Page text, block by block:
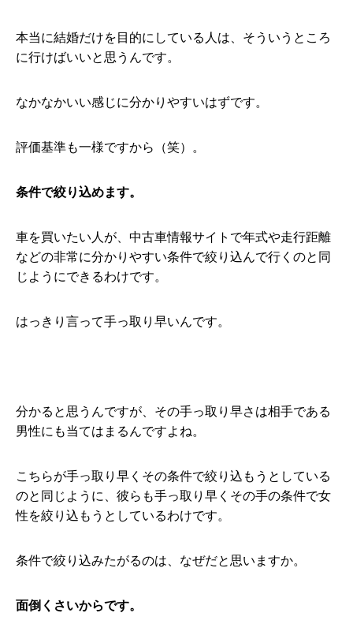
本当に結婚だけを目的にしている人は、そういうところ
に行けばいいと思うんです。
なかなかいい感じに分かりやすいはずです。
評価基準も一様ですから（笑）。
条件で絞り込めます。
車を買いたい人が、中古車情報サイトで年式や走行距離
などの非常に分かりやすい条件で絞り込んで行くのと同
じようにできるわけです。
はっきり言って手っ取り早いんです。
分かると思うんですが、その手っ取り早さは相手である
男性にも当てはまるんですよね。
こちらが手っ取り早くその条件で絞り込もうとしている
のと同じように、彼らも手っ取り早くその手の条件で女
性を絞り込もうとしているわけです。
条件で絞り込みたがるのは、なぜだと思いますか。
面倒くさいからです。